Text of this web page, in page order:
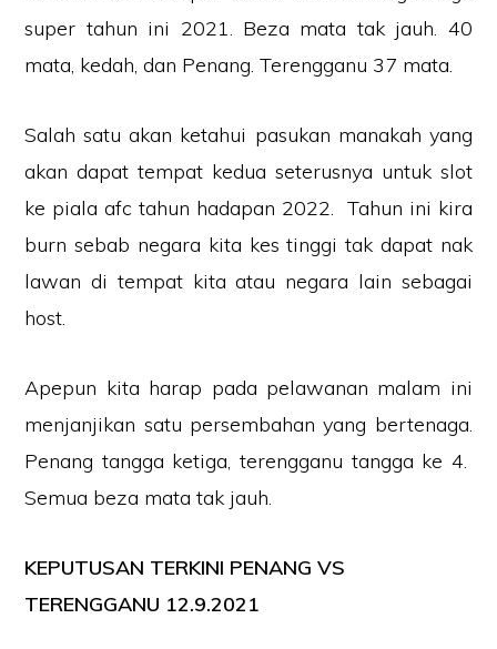
super tahun ini 2021. Beza mata tak jauh. 40
mata, kedah, dan Penang. Terengganu 37 mata.
Salah satu akan ketahui pasukan manakah yang
akan dapat tempat kedua seterusnya untuk slot
ke piala afc tahun hadapan 2022. Tahun ini kira
burn sebab negara kita kes tinggi tak dapat nak
lawan di tempat kita atau negara lain sebagai
host.
Apepun kita harap pada pelawanan malam ini
menjanjikan satu persembahan yang bertenaga.
Penang tangga ketiga, terengganu tangga ke 4.
Semua beza mata tak jauh.
KEPUTUSAN TERKINI PENANG VS
TERENGGANU 12.9.2021